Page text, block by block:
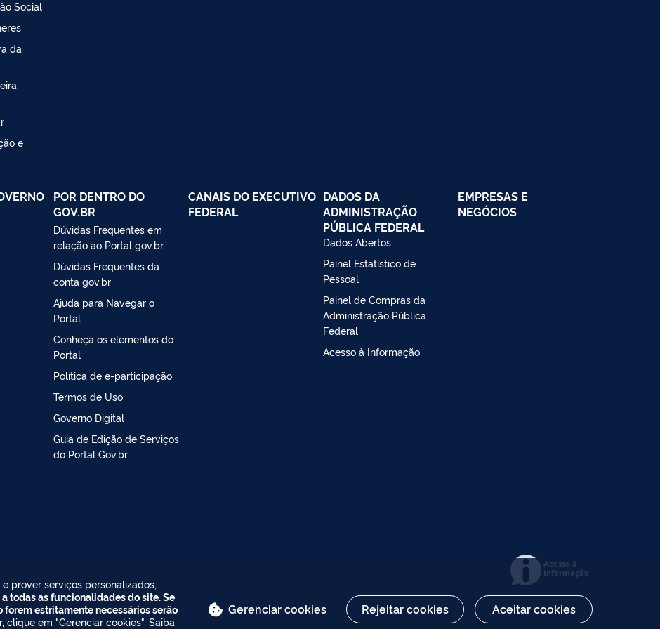
Social
da
e
POR DENTRO DO
GOV.BR
Dúvidas Frequentes em
relação ao Portal gov.br
Dúvidas Frequentes da
conta gov.br
Ajuda para Navegar o
Portal
Conheça os elementos do
Portal
Política de e-participação
Termos de Uso
Governo Digital
Guia de Edição de Serviços
do Portal Gov.br
CANAIS DO EXECUTIVO
FEDERAL
DADOS DA
ADMINISTRAÇÃO
PÚBLICA FEDERAL
Dados Abertos
Painel Estatístico de
Pessoal
Painel de Compras da
Administração Pública
Federal
Acesso à Informação
EMPRESAS E
NEGÓCIOS
Acesso à
Informação
prover serviços personalizados,
todas as funcionalidades do site. Se
forem estritamente necessários serão
clique em "Gerenciar cookies". Saiba
Gerenciar cookies Rejeitar cookies Aceitar cookies